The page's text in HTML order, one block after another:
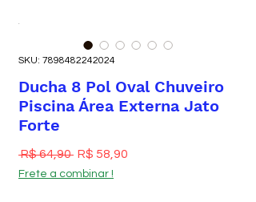
SKU: 7898482242024
Ducha 8 Pol Oval Chuveiro
Piscina Área Externa Jato
Forte
R$ 64,90 Preço normal
R$ 58,90
Frete a combinar !